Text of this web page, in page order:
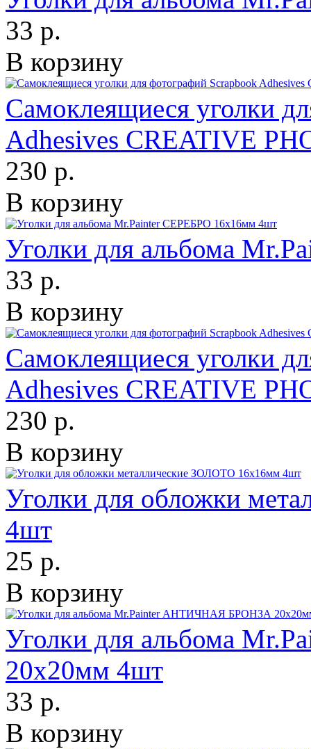
33 р.
В корзину
Самоклеящиеся уголки
Adhesives CREATIVE
230 р.
В корзину
Уголки для альбома
33 р.
В корзину
Самоклеящиеся уголки
Adhesives CREATIVE
230 р.
В корзину
Уголки для обложки
4шт
25 р.
В корзину
Уголки для альбома
20х20мм 4шт
33 р.
В корзину